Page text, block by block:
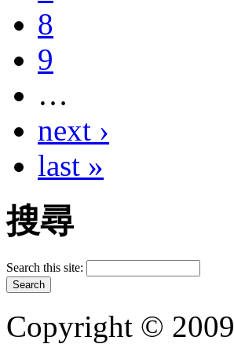
8
9
…
next ›
last »
搜尋
Search this site:
Copyright ©